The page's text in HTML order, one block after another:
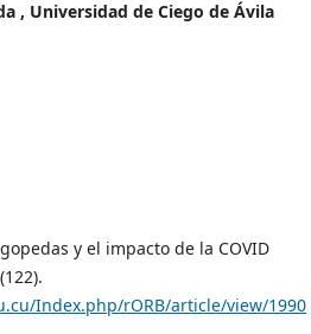
, Universidad de Ciego de Ávila
y el impacto de la COVID
Index.php/rORB/article/view/1990